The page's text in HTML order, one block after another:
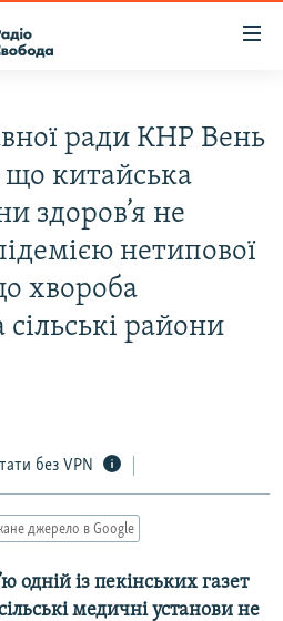
ради КНР Вень
що китайська
здоров’я не
нетипової
хвороба
райони
без VPN
джерело в Google
одній із пекінських газет
медичні установи не